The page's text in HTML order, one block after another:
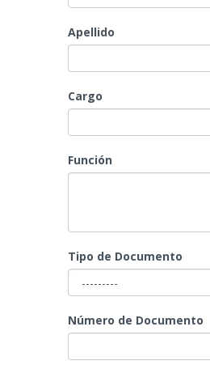
Apellido
Cargo
Función
Tipo de Documento
Número de Documento